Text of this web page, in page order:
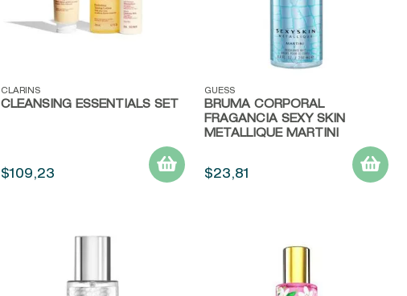
Vista rápida
CLARINS
CLEANSING ESSENTIALS SET
$109,23
Vista rápida
GUESS
BRUMA CORPORAL
FRAGANCIA SEXY SKIN
METALLIQUE MARTINI
$23,81